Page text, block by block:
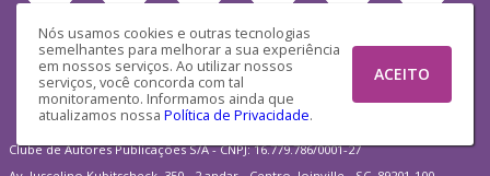
Nós usamos cookies e outras tecnologias
semelhantes para melhorar a sua experiência
em nossos serviços. Ao utilizar nossos
serviços, você concorda com tal
monitoramento. Informamos ainda que
atualizamos nossa Política de Privacidade.
ACEITO
Clube de Autores Publicações S/A - CNPJ: 16.779.786/0001-27